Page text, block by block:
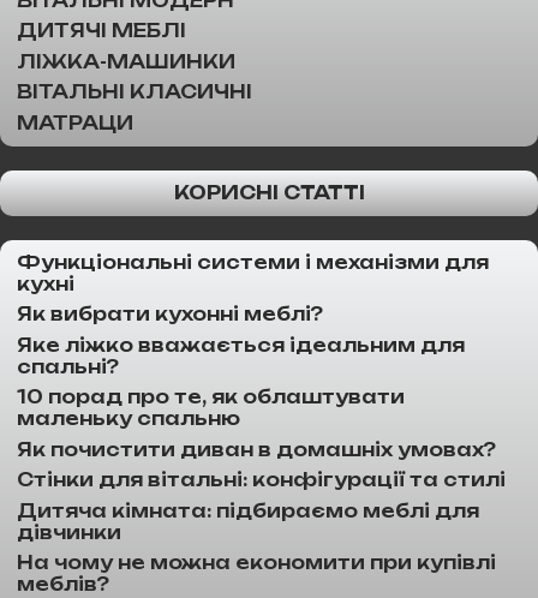
ДИТЯЧІ МЕБЛІ
ЛІЖКА-МАШИНКИ
ВІТАЛЬНІ КЛАСИЧНІ
МАТРАЦИ
КОРИСНІ СТАТТІ
Функціональні системи і механізми для
кухні
Як вибрати кухонні меблі?
Яке ліжко вважається ідеальним для
спальні?
10 порад про те, як облаштувати
маленьку спальню
Як почистити диван в домашніх умовах?
Стінки для вітальні: конфігурації та стилі
Дитяча кімната: підбираємо меблі для
дівчинки
На чому не можна економити при купівлі
меблів?